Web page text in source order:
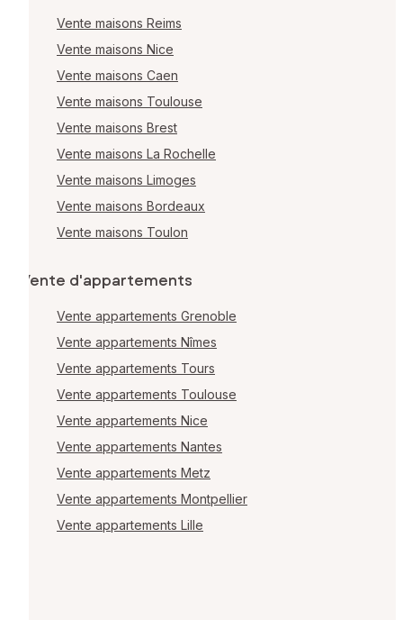
Vente maisons Reims
Vente maisons Nice
Vente maisons Caen
Vente maisons Toulouse
Vente maisons Brest
Vente maisons La Rochelle
Vente maisons Limoges
Vente maisons Bordeaux
Vente maisons Toulon
Vente d'appartements
Vente appartements Grenoble
Vente appartements Nîmes
Vente appartements Tours
Vente appartements Toulouse
Vente appartements Nice
Vente appartements Nantes
Vente appartements Metz
Vente appartements Montpellier
Vente appartements Lille